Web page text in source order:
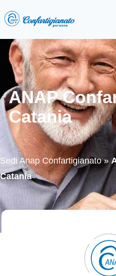
ANAP
Catania
Sedi Anap Confartigianato»
Catania